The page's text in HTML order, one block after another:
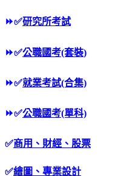
⏩✅研究所考試
⏩✅公職國考(套裝)
⏩✅就業考試(合集)
⏩✅公職國考(單科)
✅商用、財經、股票
✅繪圖、專業設計